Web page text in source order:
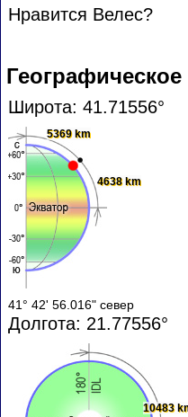
Нравится Велес?
Широта: 41.71556°
5369 km
4638 km
41° 42' 56.016" север
Долгота: 21.77556°
10483